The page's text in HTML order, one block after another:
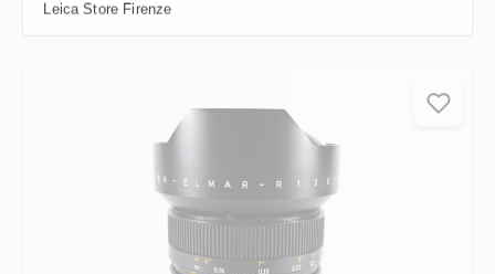
Leica Store Firenze